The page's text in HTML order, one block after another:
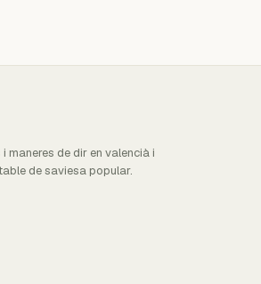
maneres de dir en valencià i
de saviesa popular.